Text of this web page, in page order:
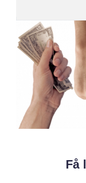
Få